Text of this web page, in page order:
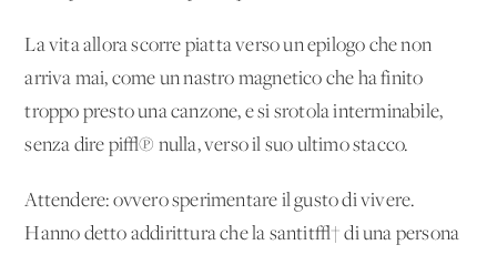
La vita allora scorre piatta verso un epilogo che non
arriva mai, come un nastro magnetico che ha finito
troppo presto una canzone, e si srotola interminabile,
senza dire pi√π nulla, verso il suo ultimo stacco.
Attendere: ovvero sperimentare il gusto di vivere.
Hanno detto addirittura che la santit√† di una persona